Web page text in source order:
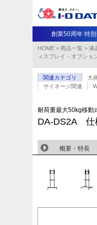
創業50周年 特
HOME > 商品一覧 > 液
ィスプレイ・オプショ
関連カテゴリ
大
サイネージ関連
耐荷重最大50kg移動
DA-DS2A 仕
概要・特長